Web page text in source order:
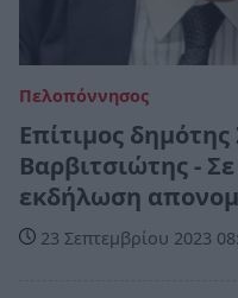
Πελοπόννησος
Επίτιμος
Βαρβιτσιώτης -
εκδήλωση
23 Σεπτεμβρίου 2023